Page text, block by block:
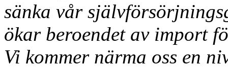
sänka vår
ökar beroendet av import
Vi kommer närma oss en